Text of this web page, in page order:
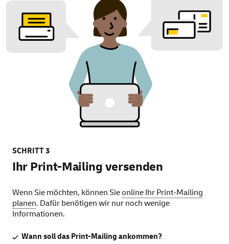
SCHRITT 3
Ihr Print-Mailing versenden
Wenn Sie möchten, können Sieonline Ihr Print-Mailing
planen. Dafür benötigen wir nur noch wenige
Informationen.
Wann soll das Print-Mailing ankommen?